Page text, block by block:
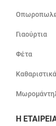
Γιαούρτια
Φέτα
Καθαριστικά
Η